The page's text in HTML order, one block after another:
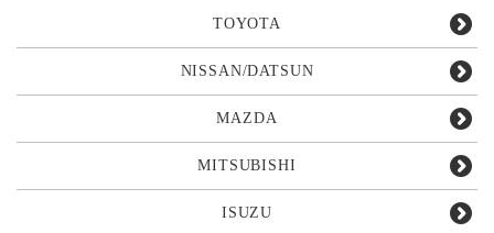
TOYOTA
NISSAN/DATSUN
MAZDA
MITSUBISHI
ISUZU